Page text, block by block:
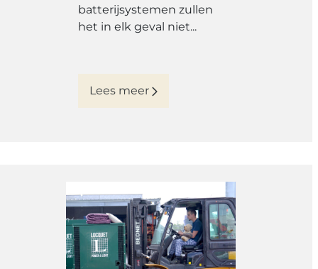
batterijsystemen zullen
het in elk geval niet...
Lees meer